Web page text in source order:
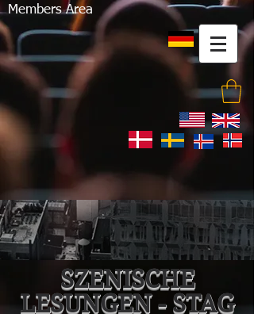
Members Area
SZENISCHE
LESUNGEN-STAG